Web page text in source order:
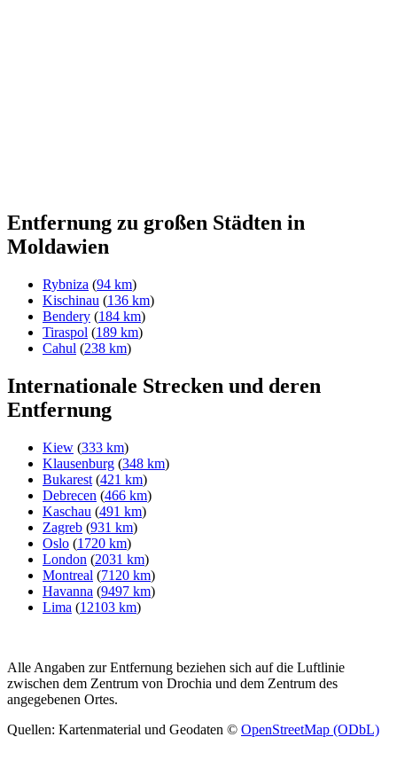
Entfernung zu großen Städten in
Moldawien
Rybniza (94 km)
Kischinau (136 km)
Bendery (184 km)
Tiraspol (189 km)
Cahul (238 km)
Internationale Strecken und deren
Entfernung
Kiew (333 km)
Klausenburg (348 km)
Bukarest (421 km)
Debrecen (466 km)
Kaschau (491 km)
Zagreb (931 km)
Oslo (1720 km)
London (2031 km)
Montreal (7120 km)
Havanna (9497 km)
Lima (12103 km)
Alle Angaben zur Entfernung beziehen sich auf die Luftlinie
zwischen dem Zentrum von Drochia und dem Zentrum des
angegebenen Ortes.
Quellen: Kartenmaterial und Geodaten © OpenStreetMap (ODbL)